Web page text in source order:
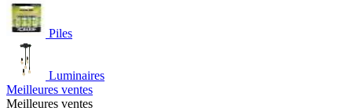
Piles
Luminaires
Meilleures ventes
Meilleures ventes